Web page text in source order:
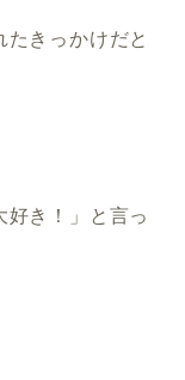
たきっかけだと
好き！」と言っ